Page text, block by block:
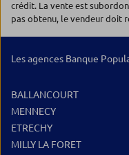
crédit. La vente est
pas obtenu, le vendeur doit
Les agences Banque
BALLANCOURT
MENNECY
ETRECHY
MILLY LA FORET